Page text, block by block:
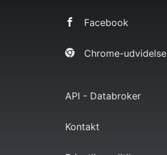
Facebook
Chrome-udvidelse
API - Databroker
Kontakt